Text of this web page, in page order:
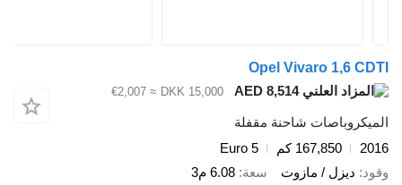
Opel Vivaro 1,6
AED 8,514
DKK 15,000
≈ €2,007
شاحنة مقفلة
167,850 كم
Euro 5
ديزل / مازوت سعة 6.08 م3